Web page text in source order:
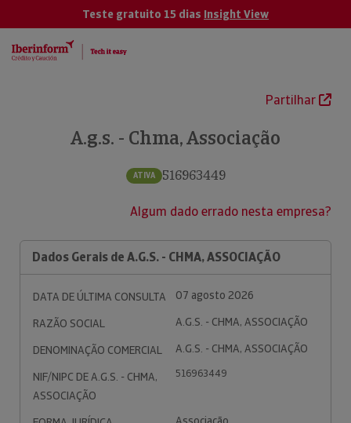
Teste gratuito 15 dias Insight View
Partilhar
A.g.s. - Chma, Associação
ATIVA 516963449
Algum dado errado nesta empresa?
Dados Gerais de A.G.S. - CHMA, ASSOCIAÇÃO
DATA DE ÚLTIMA CONSULTA
07 agosto 2026
RAZÃO SOCIAL
A.G.S. - CHMA, ASSOCIAÇÃO
DENOMINAÇÃO COMERCIAL
A.G.S. - CHMA, ASSOCIAÇÃO
NIF/NIPC DE A.G.S. - CHMA,
ASSOCIAÇÃO
516963449